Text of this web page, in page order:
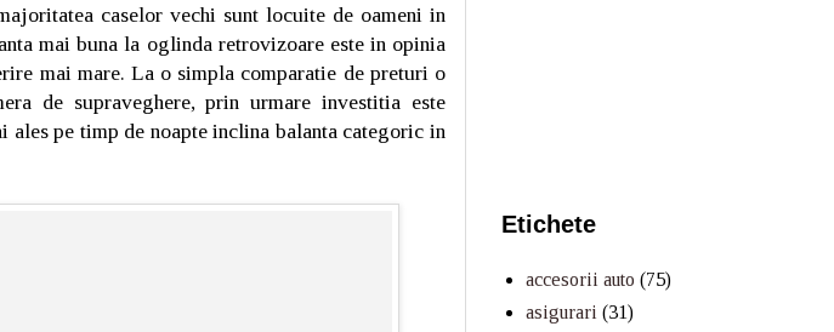
caselor vechi sunt locuite de oameni in
mai buna la oglinda retrovizoare este in opinia
mai mare. La o simpla comparatie de preturi o
de supraveghere, prin urmare investitia este
pe timp de noapte inclina balanta categoric in
Etichete
accesorii auto (75)
asigurari (31)